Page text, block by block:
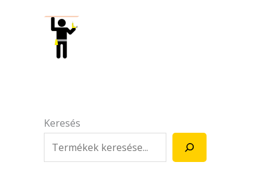
Keresés